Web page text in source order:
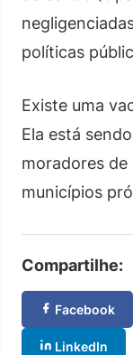
políticas
Existe uma
Ela está
moradores
municípios
Compartilhe:
Facebook
LinkedIn